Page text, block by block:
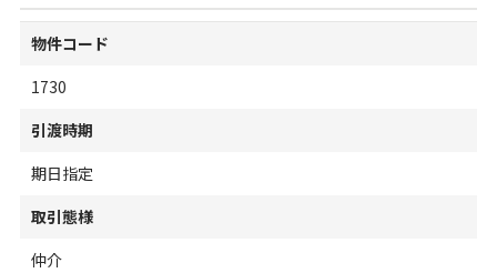
物件コード
1730
引渡時期
期日指定
取引態様
仲介